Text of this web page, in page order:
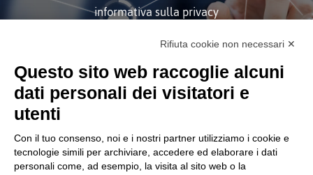
informativa sulla privacy
ISCRIVITI
Società soggetta alla Direzione
Rifiuta cookie non necessari ✕
Questo sito web raccoglie alcuni
dati personali dei visitatori e
utenti
Con il tuo consenso, noi e i nostri partner utilizziamo i cookie e
tecnologie simili per archiviare, accedere ed elaborare i dati
personali come, ad esempio, la visita al sito web o la